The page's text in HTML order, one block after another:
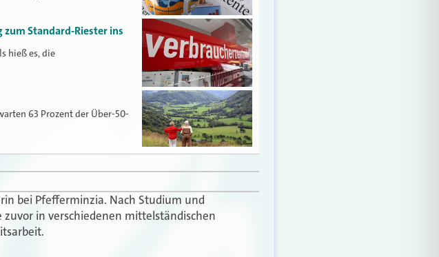
Standard-Riester ins
hieß es, die
63 Prozent der Über-50-
bei Pfefferminzia. Nach Studium und
in verschiedenen mittelständischen